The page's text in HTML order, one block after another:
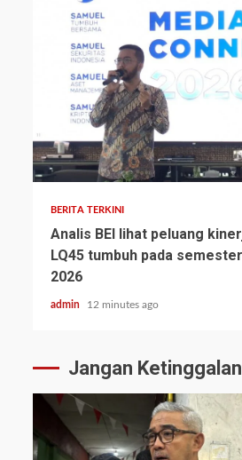
BERITA TERKINI
Analis BEI lihat peluang
LQ45 tumbuh pada
2026
admin 12 minutes ago
Jangan